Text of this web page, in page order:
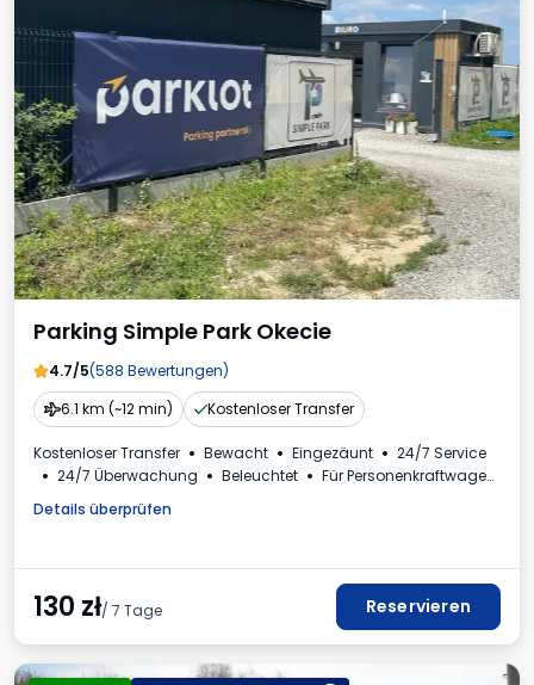
Parking Simple Park Okecie
4.7/5(588 Bewertungen)
6.1 km (~12 min)
Kostenloser Transfer
Kostenloser Transfer Bewacht Eingezäunt
24/7 Service
24/7 Überwachung
Beleuchtet
Für Personenkraftwagen
Details überprüfen
130 zł/ 7 Tage Reservieren